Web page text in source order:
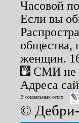
Часовой
Если вы
общества,
женщин.
СМИ не
Адреса
В социальных сетях:
©